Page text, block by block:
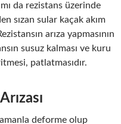
da rezistans üzerinde
sızan sular kaçak akım
arıza yapmasının
susuz kalması ve kuru
patlatmasıdır.
deforme olup